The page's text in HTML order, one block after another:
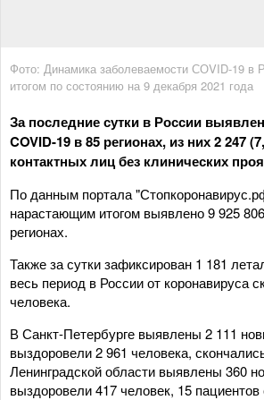
Фото: Динамика заболеваемости СОVID-19 в
итогом по состоянию на 9 декабря 2021 года
За последние сутки в России
COVID-19 в 85 регионах, из них 2 247
контактных лиц без клинических
По данным портала
нарастающим итогом выявлено 9 925
регионах.
Также за сутки зафиксирован 1 181
весь период в России от коронавируса
человека.
В Санкт-Петербурге выявлены 2 111
выздоровели 2 961 человека,
Ленинградской области выявлены 360
выздоровели 417 человек, 15 пациентов